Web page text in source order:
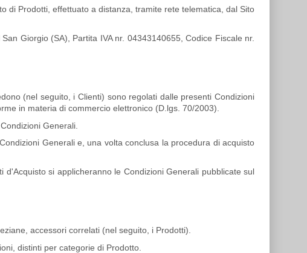
di Prodotti, effettuato a distanza, tramite rete telematica, dal Sito
San Giorgio (SA), Partita IVA nr. 04343140655, Codice Fiscale nr.
(nel seguito, i Clienti) sono regolati dalle presenti Condizioni
in materia di commercio elettronico (D.lgs. 70/2003).
Generali.
Generali e, una volta conclusa la procedura di acquisto
si applicheranno le Condizioni Generali pubblicate sul
accessori correlati (nel seguito, i Prodotti).
distinti per categorie di Prodotto.